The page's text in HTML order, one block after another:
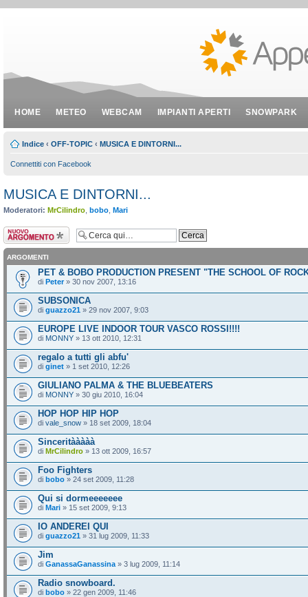
HOME METEO WEBCAM IMPIANTI APERTI SNOWPARK
Indice ‹ OFF-TOPIC ‹ MUSICA E DINTORNI...
Connettiti con Facebook
MUSICA E DINTORNI...
Moderatori: MrCilindro bobo Mari
Scrivi un nuovo
argomento
ARGOMENTI
PET & BOBO PRODUCTION PRESENT "THE SCHOOL OF
di Peter» 30 nov 2007, 13:16
SUBSONICA
di guazzo21 » 29 nov 2007, 9:03
EUROPE LIVE INDOOR TOUR VASCO ROSSI!!!!
di MONNY » 13 ott 2010, 12:31
regalo a tutti gli abfu'
di ginet » 1 set 2010, 12:26
GIULIANO PALMA & THE BLUEBEATERS
di MONNY » 30 giu 2010, 16:04
HOP HOP HIP HOP
di vale_snow » 18 set 2009, 18:04
Sinceritààààà
di MrCilindro » 13 ott 2009, 16:57
Foo Fighters
di bobo » 24 set 2009, 11:28
Qui si dormeeeeeee
di Mari » 15 set 2009, 9:13
IO ANDEREI QUI
di guazzo21 » 31 lug 2009, 11:33
Jim
di GanassaGanassina » 3 lug 2009, 11:14
Radio snowboard.
di bobo » 22 gen 2009, 11:46